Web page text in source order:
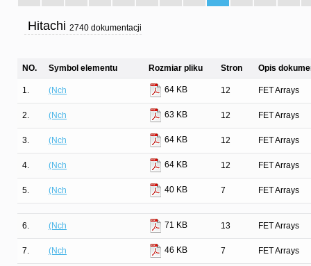
Hitachi 2740 dokumentacji
NO. Symbol elementu Rozmiar pliku Stron Opis
1. (Nch 64 KB 12 FET Arrays
2. (Nch 63 KB 12 FET Arrays
3. (Nch 64 KB 12 FET Arrays
4. (Nch 64 KB 12 FET Arrays
5. (Nch 40 KB 7 FET Arrays
6. (Nch 71 KB 13 FET Arrays
7. (Nch 46 KB 7 FET Arrays